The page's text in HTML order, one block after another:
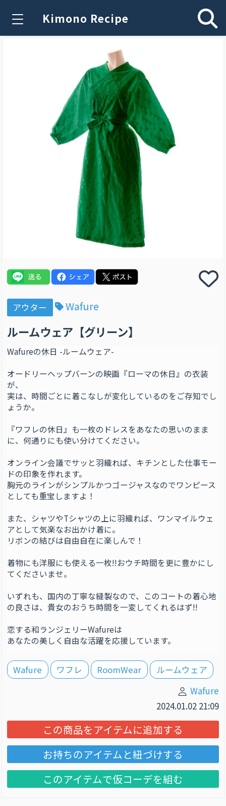
Kimono Recipe
アウター Wafure
ルームウェア【グリーン】
Wafureの休日 -ルームウェア-
オードリーヘップバーンの映画『ローマの休日』の衣装
が、
実は、時間ごとに着こなしが変化しているのをご存知でし
ょうか。
『ワフレの休日』も一枚のドレスをあなたの思いのまま
に、何通りにも使い分けてください。
オンライン会議でサッと羽織れば、キチンとした仕事モー
ドの印象を作れます。
胸元のラインがシンプルかつゴージャスなのでワンピース
としても重宝しますよ！
また、シャツやTシャツの上に羽織れば、ワンマイルウェ
アとして気楽なお出かけ着に。
リボンの結びは自由自在に楽しんで！
着物にも洋服にも使える一枚!!おウチ時間を更に豊かにし
てくださいませ。
いずれも、国内の丁寧な縫製なので、このコートの着心地
の良さは、貴女のおうち時間を一変してくれるはず!!
恋する和ランジェリーWafureは
あなたの美しく自由な活躍を応援しています。
Wafure ワフレ RoomWear ルームウェア
Wafure
2024.01.02 21:09
この商品をアイテムに追加する
お持ちのアイテムと紐づけする
このアイテムで仮コーデを組む